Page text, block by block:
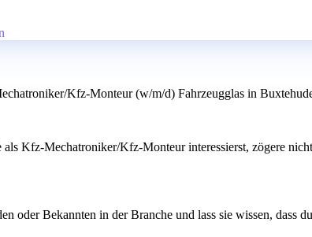
Kfz-Monteur (w/m/d) Fahrzeugglas in
Kfz-Mechatroniker/Kfz-Monteur interessierst, zögere
oder Bekannten in der Branche und lass sie wissen, dass